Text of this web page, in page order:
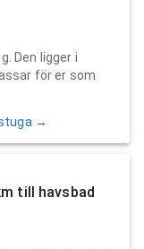
Den ligger i
för er som
→
till havsbad